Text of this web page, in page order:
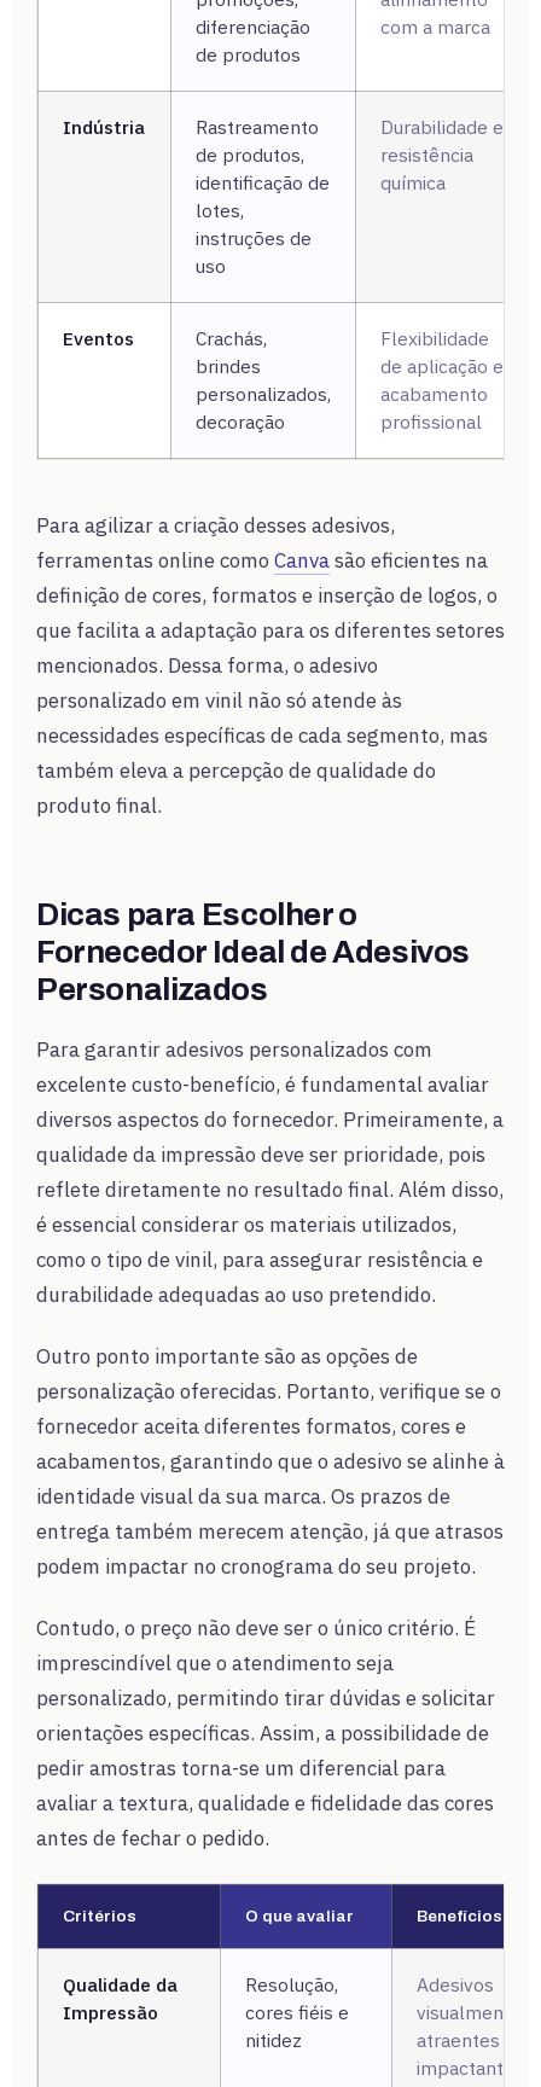
diferenciação
de produtos
com a marca
Indústria
Rastreamento
de produtos,
identificação de
lotes,
instruções de
uso
Durabilidade e
resistência
química
Eventos
Crachás,
brindes
personalizados,
decoração
Flexibilidade
de aplicação e
acabamento
profissional
Para agilizar a criação desses adesivos,
ferramentas online como Canvasão eficientes na
definição de cores, formatos e inserção de logos, o
que facilita a adaptação para os diferentes setores
mencionados. Dessa forma, o adesivo
personalizado em vinil não só atende às
necessidades específicas de cada segmento, mas
também eleva a percepção de qualidade do
produto final.
Dicas para Escolher o
Fornecedor Ideal de Adesivos
Personalizados
Para garantir adesivos personalizados com
excelente custo-benefício, é fundamental avaliar
diversos aspectos do fornecedor. Primeiramente, a
qualidade da impressão deve ser prioridade, pois
reflete diretamente no resultado final. Além disso,
é essencial considerar os materiais utilizados,
como o tipo de vinil, para assegurar resistência e
durabilidade adequadas ao uso pretendido.
Outro ponto importante são as opções de
personalização oferecidas. Portanto, verifique se o
fornecedor aceita diferentes formatos, cores e
acabamentos, garantindo que o adesivo se alinhe à
identidade visual da sua marca. Os prazos de
entrega também merecem atenção, já que atrasos
podem impactar no cronograma do seu projeto.
Contudo, o preço não deve ser o único critério. É
imprescindível que o atendimento seja
personalizado, permitindo tirar dúvidas e solicitar
orientações específicas. Assim, a possibilidade de
pedir amostras torna-se um diferencial para
avaliar a textura, qualidade e fidelidade das cores
antes de fechar o pedido.
Critérios O que avaliar Benefícios
Qualidade da
Impressão
Resolução,
cores fiéis e
nitidez
Adesivos
visualmente
atraentes e
impactantes